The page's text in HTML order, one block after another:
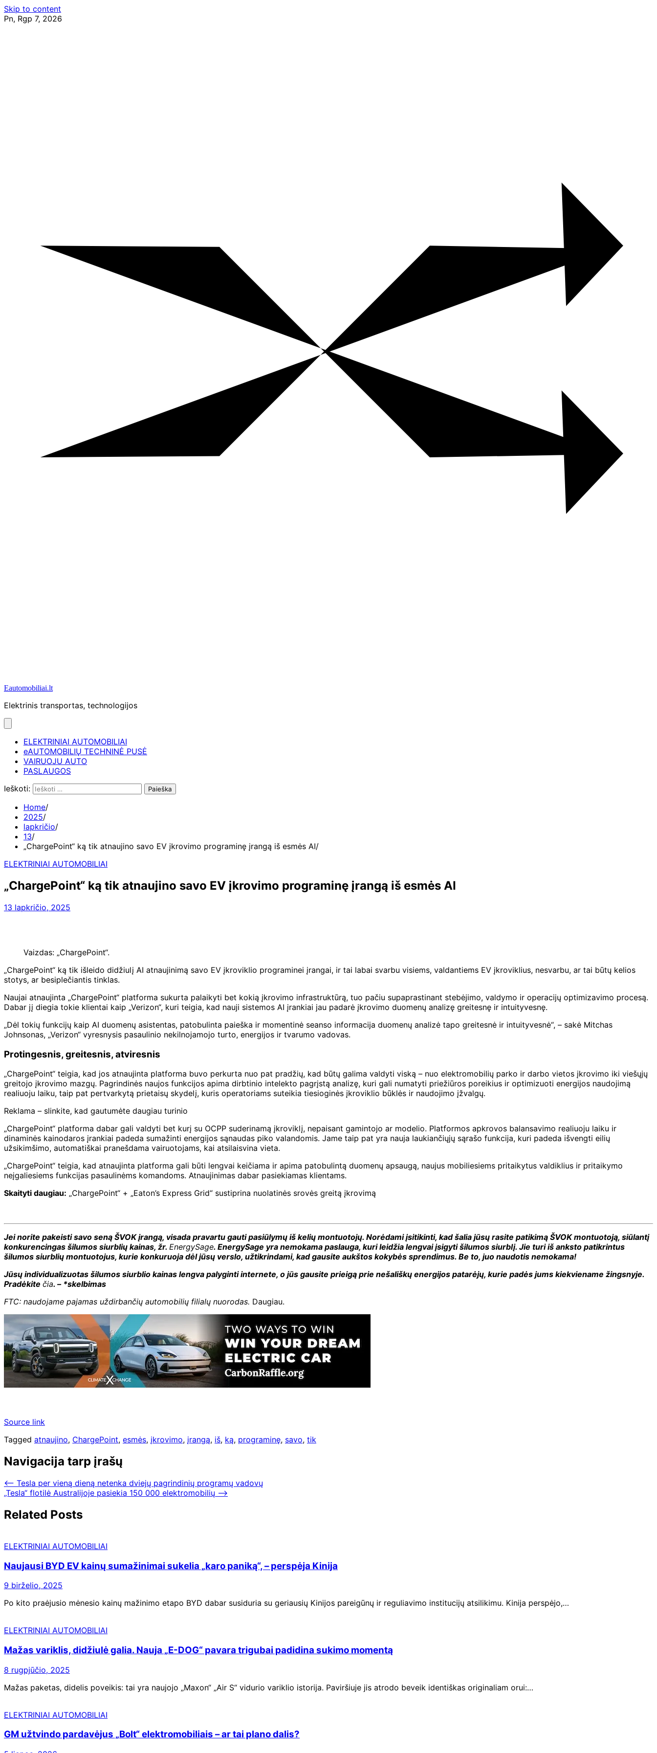
Skip to content
Pn, Rgp 7, 2026
Eautomobiliai.lt
Elektrinis transportas, technologijos
ELEKTRINIAI AUTOMOBILIAI
eAUTOMOBILIŲ TECHNINĖ PUSĖ
VAIRUOJU AUTO
PASLAUGOS
Ieškoti:
Home
2025
lapkričio
13
„ChargePoint“ ką tik atnaujino savo EV įkrovimo programinę įrangą iš esmės AI
ELEKTRINIAI AUTOMOBILIAI
„ChargePoint“ ką tik atnaujino savo EV įkrovimo programinę įrangą iš esmės AI
13 lapkričio, 2025
Vaizdas: „ChargePoint“.
„ChargePoint“ ką tik išleido didžiulį AI atnaujinimą savo EV įkroviklio programinei įrangai, ir tai labai svarbu visiems, valdantiems EV įkroviklius, nesvarbu, ar tai būtų kelios
stotys, ar besiplečiantis tinklas.
Naujai atnaujinta „ChargePoint“ platforma sukurta palaikyti bet kokią įkrovimo infrastruktūrą, tuo pačiu supaprastinant stebėjimo, valdymo ir operacijų optimizavimo procesą.
Dabar jį diegia tokie klientai kaip „Verizon“, kuri teigia, kad nauji sistemos AI įrankiai jau padarė įkrovimo duomenų analizę greitesnę ir intuityvesnę.
„Dėl tokių funkcijų kaip AI duomenų asistentas, patobulinta paieška ir momentinė seanso informacija duomenų analizė tapo greitesnė ir intuityvesnė“, – sakė Mitchas
Johnsonas, „Verizon“ vyresnysis pasaulinio nekilnojamojo turto, energijos ir tvarumo vadovas.
Protingesnis, greitesnis, atviresnis
„ChargePoint“ teigia, kad jos atnaujinta platforma buvo perkurta nuo pat pradžių, kad būtų galima valdyti viską – nuo ​​elektromobilių parko ir darbo vietos įkrovimo iki viešųjų
greitojo įkrovimo mazgų. Pagrindinės naujos funkcijos apima dirbtinio intelekto pagrįstą analizę, kuri gali numatyti priežiūros poreikius ir optimizuoti energijos naudojimą
realiuoju laiku, taip pat pertvarkytą prietaisų skydelį, kuris operatoriams suteikia tiesioginės įkroviklio būklės ir naudojimo įžvalgų.
Reklama – slinkite, kad gautumėte daugiau turinio
„ChargePoint“ platforma dabar gali valdyti bet kurį su OCPP suderinamą įkroviklį, nepaisant gamintojo ar modelio. Platformos apkrovos balansavimo realiuoju laiku ir
dinaminės kainodaros įrankiai padeda sumažinti energijos sąnaudas piko valandomis. Jame taip pat yra nauja laukiančiųjų sąrašo funkcija, kuri padeda išvengti eilių
užsikimšimo, automatiškai pranešdama vairuotojams, kai atsilaisvina vieta.
„ChargePoint“ teigia, kad atnaujinta platforma gali būti lengvai keičiama ir apima patobulintą duomenų apsaugą, naujus mobiliesiems pritaikytus valdiklius ir pritaikymo
neįgaliesiems funkcijas pasaulinėms komandoms. Atnaujinimas dabar pasiekiamas klientams.
Skaityti daugiau: „ChargePoint“ + „Eaton’s Express Grid“ sustiprina nuolatinės srovės greitą įkrovimą
Jei norite pakeisti savo seną ŠVOK įrangą, visada pravartu gauti pasiūlymų iš kelių montuotojų. Norėdami įsitikinti, kad šalia jūsų rasite patikimą ŠVOK montuotoją, siūlantį
konkurencingas šilumos siurblių kainas, žr. EnergySage. EnergySage yra nemokama paslauga, kuri leidžia lengvai įsigyti šilumos siurblį. Jie turi iš anksto patikrintus
šilumos siurblių montuotojus, kurie konkuruoja dėl jūsų verslo, užtikrindami, kad gausite aukštos kokybės sprendimus. Be to, juo naudotis nemokama!
Jūsų individualizuotas šilumos siurblio kainas lengva palyginti internete, o jūs gausite prieigą prie nešališkų energijos patarėjų, kurie padės jums kiekviename žingsnyje.
Pradėkite čia. – *skelbimas
FTC: naudojame pajamas uždirbančių automobilių filialų nuorodas. Daugiau.
Source link
Tagged atnaujino, ChargePoint, esmės, įkrovimo, įrangą, iš, ką, programinę, savo, tik
Navigacija tarp įrašų
⟵ Tesla per vieną dieną netenka dviejų pagrindinių programų vadovų
„Tesla“ flotilė Australijoje pasiekia 150 000 elektromobilių ⟶
Related Posts
ELEKTRINIAI AUTOMOBILIAI
Naujausi BYD EV kainų sumažinimai sukelia „karo paniką“, – perspėja Kinija
9 birželio, 2025
Po kito praėjusio mėnesio kainų mažinimo etapo BYD dabar susiduria su geriausių Kinijos pareigūnų ir reguliavimo institucijų atsilikimu. Kinija perspėjo,…
ELEKTRINIAI AUTOMOBILIAI
Mažas variklis, didžiulė galia. Nauja „E-DOG“ pavara trigubai padidina sukimo momentą
8 rugpjūčio, 2025
Mažas paketas, didelis poveikis: tai yra naujojo „Maxon“ „Air S“ vidurio variklio istorija. Paviršiuje jis atrodo beveik identiškas originaliam orui:…
ELEKTRINIAI AUTOMOBILIAI
GM užtvindo pardavėjus „Bolt“ elektromobiliais – ar tai plano dalis?